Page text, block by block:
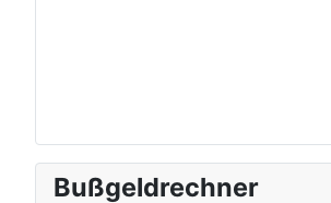
Bußgeldrechner